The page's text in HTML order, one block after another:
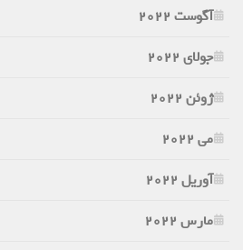
آگوست 2022
جولای 2022
ژوئن 2022
می 2022
آوریل 2022
مارس 2022